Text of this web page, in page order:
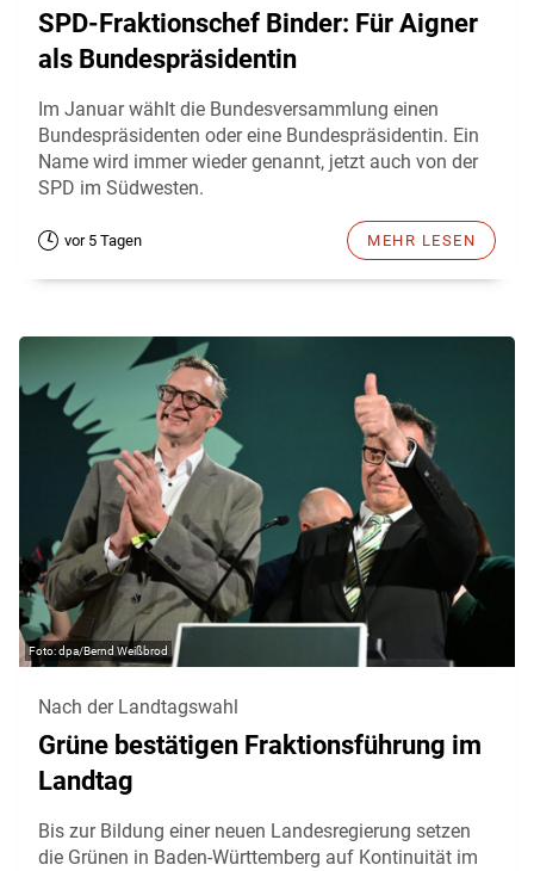
SPD-Fraktionschef Binder: Für Aigner
als Bundespräsidentin
Im Januar wählt die Bundesversammlung einen
Bundespräsidenten oder eine Bundespräsidentin. Ein
Name wird immer wieder genannt, jetzt auch von der
SPD im Südwesten.
vor 5 Tagen MEHR LESEN
dpa/Bernd Weißbrod
Nach der Landtagswahl
Grüne bestätigen Fraktionsführung im
Landtag
Bis zur Bildung einer neuen Landesregierung setzen
die Grünen in Baden-Württemberg auf Kontinuität im